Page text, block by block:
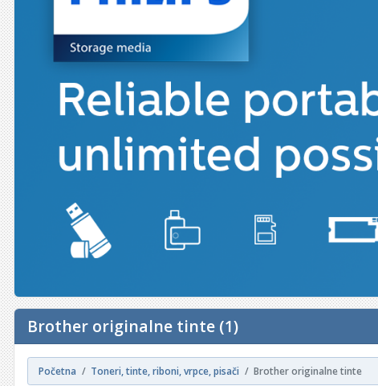
Brother originalne tinte (1)
Početna Toneri, tinte, riboni, vrpce, pisači Brother originalne tinte